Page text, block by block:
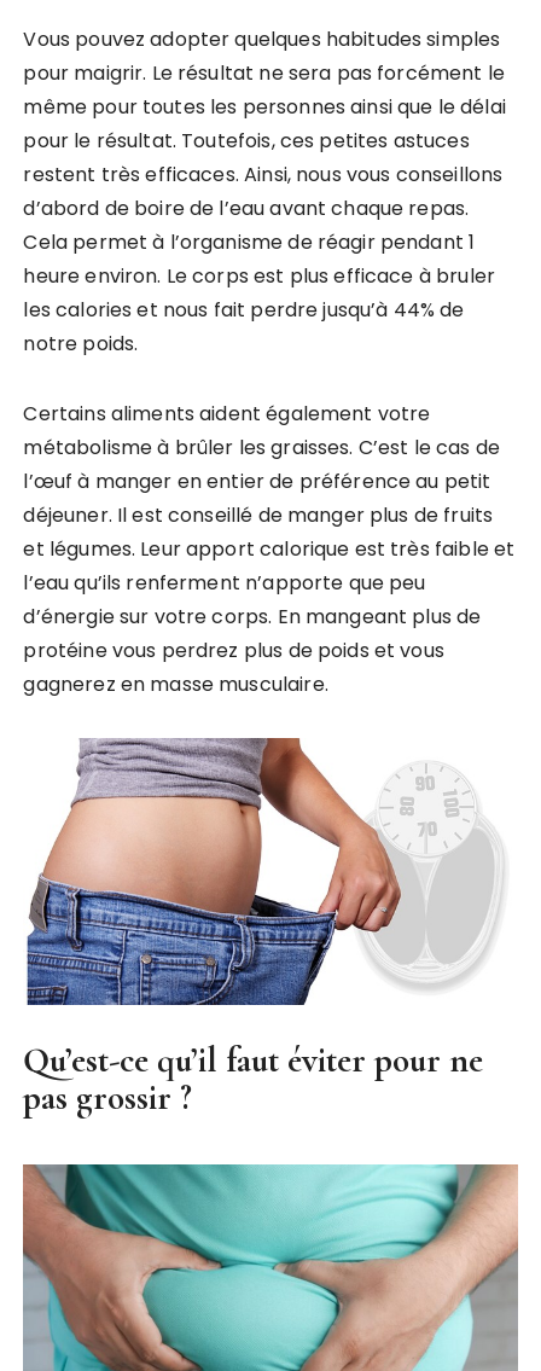
Vous pouvez adopter quelques habitudes simples
pour maigrir. Le résultat ne sera pas forcément le
même pour toutes les personnes ainsi que le délai
pour le résultat. Toutefois, ces petites astuces
restent très efficaces. Ainsi, nous vous conseillons
d’abord de boire de l’eau avant chaque repas.
Cela permet à l’organisme de réagir pendant 1
heure environ. Le corps est plus efficace à bruler
les calories et nous fait perdre jusqu’à 44% de
notre poids.
Certains aliments aident également votre
métabolisme à brûler les graisses. C’est le cas de
l’œuf à manger en entier de préférence au petit
déjeuner. Il est conseillé de manger plus de fruits
et légumes. Leur apport calorique est très faible et
l’eau qu’ils renferment n’apporte que peu
d’énergie sur votre corps. En mangeant plus de
protéine vous perdrez plus de poids et vous
gagnerez en masse musculaire.
Qu’est-ce qu’il faut éviter pour ne
pas grossir ?